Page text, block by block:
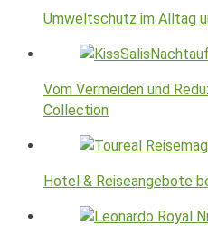
Umweltschutz im Alltag
Vom Vermeiden und
Collection
Hotel & Reiseangebote